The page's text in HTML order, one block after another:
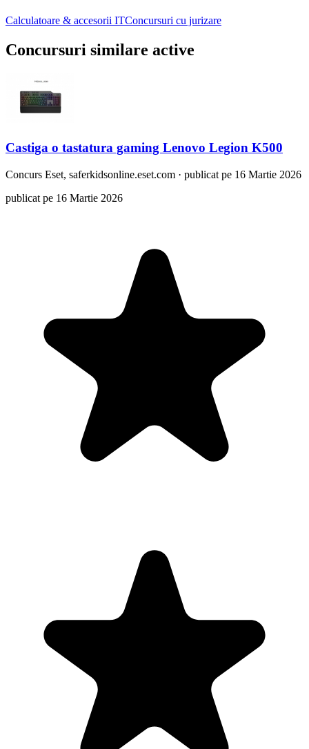
Calculatoare & accesorii ITConcursuri cu jurizare
Concursuri similare active
Castiga o tastatura gaming Lenovo Legion K500
Concurs Eset, saferkidsonline.eset.com · publicat pe 16 Martie 2026
publicat pe 16 Martie 2026